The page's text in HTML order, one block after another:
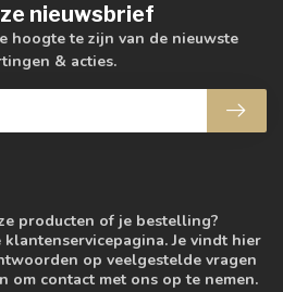
producten of je bestelling?
Je vindt hier
op veelgestelde vragen
om contact met ons op te nemen.
nieuwsbrief
hoogte te zijn van de nieuwste
& acties.